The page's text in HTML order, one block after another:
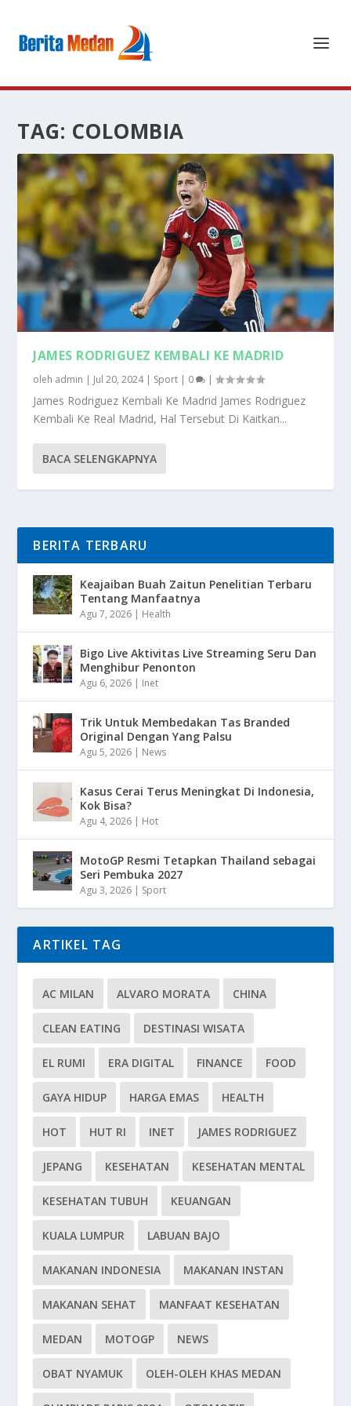
TAG: COLOMBIA
JAMES RODRIGUEZ KEMBALI KE MADRID
oleh admin | Jul 20, 2024| Sport | 0 |
James Rodriguez Kembali Ke Madrid James Rodriguez
Kembali Ke Real Madrid, Hal Tersebut Di Kaitkan...
BACA SELENGKAPNYA
BERITA TERBARU
Keajaiban Buah Zaitun Penelitian Terbaru
Tentang Manfaatnya
Agu 7, 2026 | Health
Bigo Live Aktivitas Live Streaming Seru Dan
Menghibur Penonton
Agu 6, 2026 | Inet
Trik Untuk Membedakan Tas Branded
Original Dengan Yang Palsu
Agu 5, 2026 | News
Kasus Cerai Terus Meningkat Di Indonesia,
Kok Bisa?
Agu 4, 2026 | Hot
MotoGP Resmi Tetapkan Thailand sebagai
Seri Pembuka 2027
Agu 3, 2026 | Sport
ARTIKEL TAG
AC MILAN ALVARO MORATA CHINA
CLEAN EATING DESTINASI WISATA
EL RUMI ERA DIGITAL FINANCE FOOD
GAYA HIDUP HARGA EMAS HEALTH
HOT HUT RI INET JAMES RODRIGUEZ
JEPANG KESEHATAN KESEHATAN MENTAL
KESEHATAN TUBUH KEUANGAN
KUALA LUMPUR LABUAN BAJO
MAKANAN INDONESIA MAKANAN INSTAN
MAKANAN SEHAT MANFAAT KESEHATAN
MEDAN MOTOGP NEWS
OBAT NYAMUK OLEH-OLEH KHAS MEDAN